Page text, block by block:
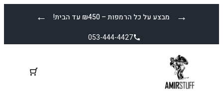
← מבצע על כל הרמפות – ₪450 עד הבית! →
053-444-4427